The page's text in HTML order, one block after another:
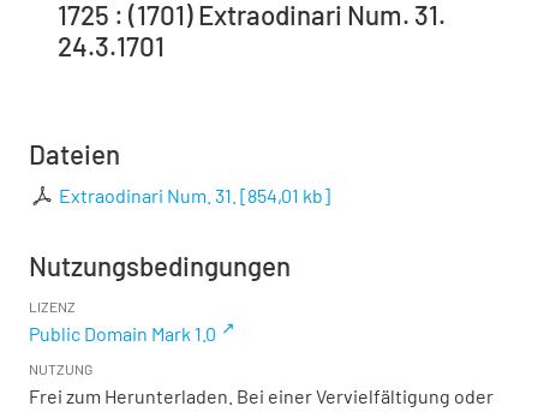
1725 : (1701) Extraodinari Num. 31.
24.3.1701
Dateien
Extraodinari Num. 31. [854,01 kb]
Nutzungsbedingungen
LIZENZ
Public Domain Mark 1.0
NUTZUNG
Frei zum Herunterladen. Bei einer Vervielfältigung oder